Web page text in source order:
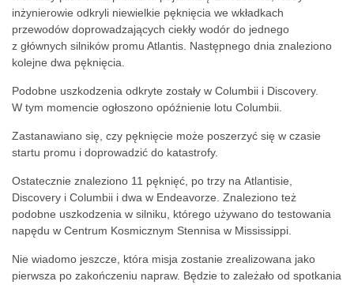
inżynierowie odkryli niewielkie pęknięcia we wkładkach
przewodów doprowadzających ciekły wodór do jednego
z głównych silników promu Atlantis. Następnego dnia znaleziono
kolejne dwa pęknięcia.
Podobne uszkodzenia odkryte zostały w Columbii i Discovery.
W tym momencie ogłoszono opóźnienie lotu Columbii.
Zastanawiano się, czy pęknięcie może poszerzyć się w czasie
startu promu i doprowadzić do katastrofy.
Ostatecznie znaleziono 11 pęknięć, po trzy na Atlantisie,
Discovery i Columbii i dwa w Endeavorze. Znaleziono też
podobne uszkodzenia w silniku, którego używano do testowania
napędu w Centrum Kosmicznym Stennisa w Mississippi.
Nie wiadomo jeszcze, która misja zostanie zrealizowana jako
pierwsza po zakończeniu napraw. Będzie to zależało od spotkania